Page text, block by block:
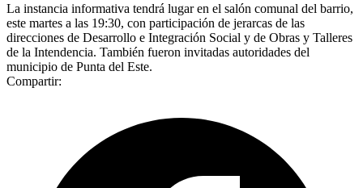
La instancia informativa tendrá lugar en el salón comunal del barrio,
este martes a las 19:30, con participación de jerarcas de las
direcciones de Desarrollo e Integración Social y de Obras y Talleres
de la Intendencia. También fueron invitadas autoridades del
municipio de Punta del Este.
Compartir: